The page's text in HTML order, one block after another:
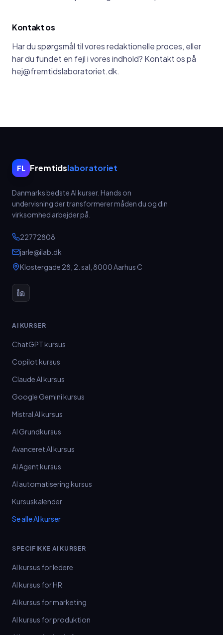
Kontakt os
Har du spørgsmål til vores redaktionelle proces, eller
har du fundet en fejl i vores indhold? Kontakt os på
hej@fremtidslaboratoriet.dk.
FL Fremtidslaboratoriet
Danmarks bedste AI kurser. Hands on
undervisning der transformerer måden du og din
virksomhed arbejder på.
22772808
jarle@ilab.dk
Klostergade 28, 2. sal 8000Aarhus C
AI KURSER
ChatGPT kursus
Copilot kursus
Claude AI kursus
Google Gemini kursus
Mistral AI kursus
AI Grundkursus
Avanceret AI kursus
AI Agent kursus
AI automatisering kursus
Kursuskalender
Se alle AI kurser
SPECIFIKKE AI KURSER
AI kursus for ledere
AI kursus for HR
AI kursus for marketing
AI kursus for produktion